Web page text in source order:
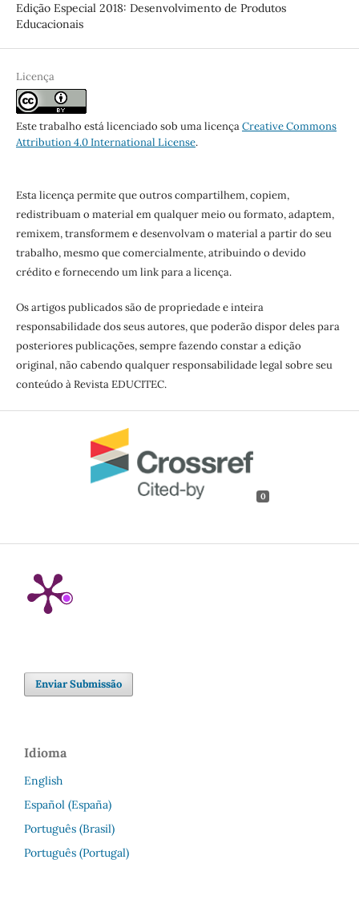
Edição Especial 2018: Desenvolvimento de Produtos
Educacionais
Licença
Este trabalho está licenciado sob uma licençaCreative Commons
Attribution 4.0 International License.
Esta licença permite que outros compartilhem, copiem,
redistribuam o material em qualquer meio ou formato, adaptem,
remixem, transformem e desenvolvam o material a partir do seu
trabalho, mesmo que comercialmente, atribuindo o devido
crédito e fornecendo um link para a licença.
Os artigos publicados são de propriedade e inteira
responsabilidade dos seus autores, que poderão dispor deles para
posteriores publicações, sempre fazendo constar a edição
original, não cabendo qualquer responsabilidade legal sobre seu
conteúdo à Revista EDUCITEC.
0
Enviar Submissão
Idioma
English
Español (España)
Português (Brasil)
Português (Portugal)